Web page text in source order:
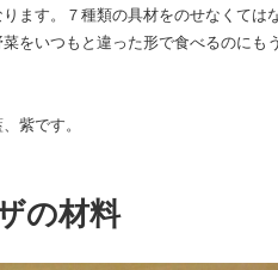
ます。７種類の具材をのせなくては
をいつもと違った形で食べるのにも
紫です。
の材料